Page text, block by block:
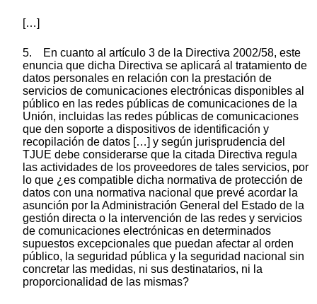
[…]
5. En cuanto al artículo 3 de la Directiva 2002/58, este
enuncia que dicha Directiva se aplicará al tratamiento de
datos personales en relación con la prestación de
servicios de comunicaciones electrónicas disponibles al
público en las redes públicas de comunicaciones de la
Unión, incluidas las redes públicas de comunicaciones
que den soporte a dispositivos de identificación y
recopilación de datos […] y según jurisprudencia del
TJUE debe considerarse que la citada Directiva regula
las actividades de los proveedores de tales servicios, por
lo que ¿es compatible dicha normativa de protección de
datos con una normativa nacional que prevé acordar la
asunción por la Administración General del Estado de la
gestión directa o la intervención de las redes y servicios
de comunicaciones electrónicas en determinados
supuestos excepcionales que puedan afectar al orden
público, la seguridad pública y la seguridad nacional sin
concretar las medidas, ni sus destinatarios, ni la
proporcionalidad de las mismas?